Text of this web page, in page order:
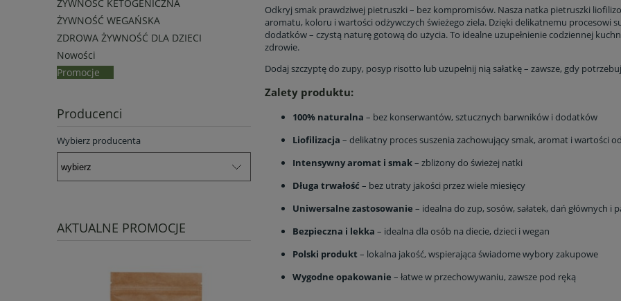
ŻYWNOŚĆ KETOGENICZNA
ŻYWNOŚĆ WEGAŃSKA
ZDROWA ŻYWNOŚĆ DLA DZIECI
Nowości
Promocje
Producenci
Wybierz producenta
AKTUALNE PROMOCJE
Odkryj smak prawdziwej pietruszki – bez kompromisów. Nasza natka pietruszki
aromatu, koloru i wartości odżywczych świeżego ziela. Dzięki delikatnemu procesowi
dodatków – czystą naturę gotową do użycia. To idealne uzupełnienie codziennej
zdrowie.
Dodaj szczyptę do zupy, posyp risotto lub uzupełnij nią sałatkę – zawsze, gdy
Zalety produktu:
100% naturalna – bez konserwantów, sztucznych barwników i dodatków
Liofilizacja – delikatny proces suszenia zachowujący smak, aromat i wartości
Intensywny aromat i smak– zbliżony do świeżej natki
Długa trwałość – bez utraty jakości przez wiele miesięcy
Uniwersalne zastosowanie – idealna do zup, sosów, sałatek, dań głównych i
Bezpieczna i lekka – idealna dla osób na diecie, dzieci i wegan
Polski produkt – lokalna jakość, wspierająca świadome wybory zakupowe
Wygodne opakowanie – łatwe w przechowywaniu, zawsze pod ręką